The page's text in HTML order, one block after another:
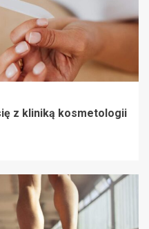
z kliniką kosmetologii